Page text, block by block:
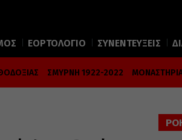
ΕΟΡΤΟΛΟΓΙΟ ΣΥΝΕΝΤΕΥΞΕΙΣ
ΣΜΥΡΝΗ 1922-2022